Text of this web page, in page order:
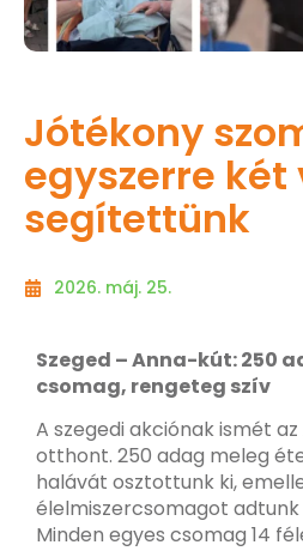
Jótékony
egyszerre
segítettünk
2026. máj. 25.
Szeged – Anna-kút: 250
csomag, rengeteg szív
A szegedi akciónak ismét
otthont. 250 adag meleg
halávát osztottunk ki,
élelmiszercsomagot
Minden egyes csomag 14